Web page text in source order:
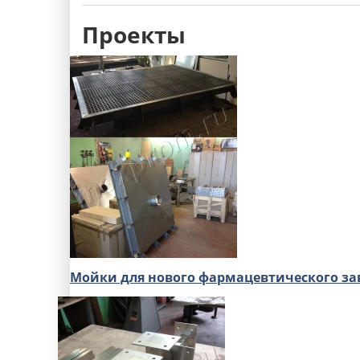
Проекты
Мойки для нового фармацевтического